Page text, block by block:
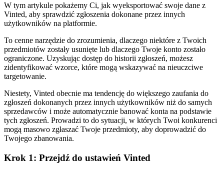
W tym artykule pokażemy Ci, jak wyeksportować swoje dane z
Vinted, aby sprawdzić zgłoszenia dokonane przez innych
użytkowników na platformie.
To cenne narzędzie do zrozumienia, dlaczego niektóre z Twoich
przedmiotów zostały usunięte lub dlaczego Twoje konto zostało
ograniczone. Uzyskując dostęp do historii zgłoszeń, możesz
zidentyfikować wzorce, które mogą wskazywać na nieuczciwe
targetowanie.
Niestety, Vinted obecnie ma tendencję do większego zaufania do
zgłoszeń dokonanych przez innych użytkowników niż do samych
sprzedawców i może automatycznie banować konta na podstawie
tych zgłoszeń. Prowadzi to do sytuacji, w których Twoi konkurenci
mogą masowo zgłaszać Twoje przedmioty, aby doprowadzić do
Twojego zbanowania.
Krok 1: Przejdź do ustawień Vinted